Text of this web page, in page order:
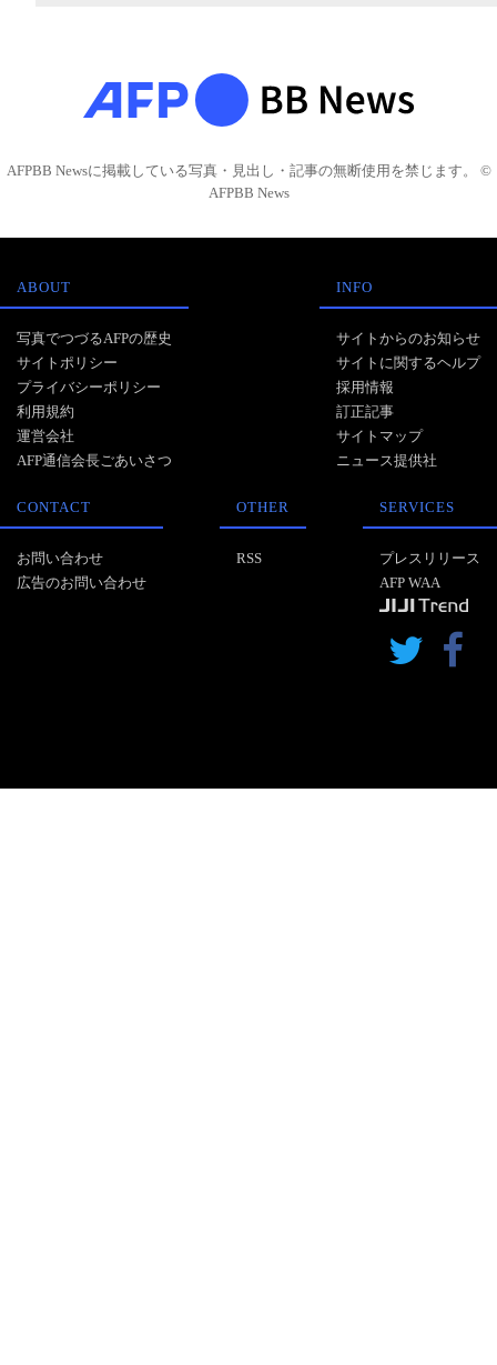
AFPBB Newsに掲載している写真・見出し・記事の無断使用を禁じます。 ©
AFPBB News
ABOUT
写真でつづるAFPの歴史
サイトポリシー
プライバシーポリシー
利用規約
運営会社
AFP通信会長ごあいさつ
INFO
サイトからのお知らせ
サイトに関するヘルプ
採用情報
訂正記事
サイトマップ
ニュース提供社
CONTACT
お問い合わせ
広告のお問い合わせ
OTHER
RSS
SERVICES
プレスリリース
AFP WAA